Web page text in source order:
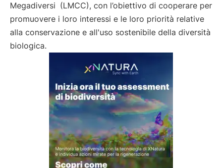
Megadiversi (LMCC), con l’obiettivo di cooperare per
promuovere i loro interessi e le loro priorità relative
alla conservazione e all'uso sostenibile della diversità
biologica.